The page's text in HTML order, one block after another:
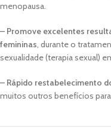
menopausa.
– Promove excelentes
femininas, durante o
sexualidade (terapia sexual)
– Rápido restabelecimento
muitos outros benefícios